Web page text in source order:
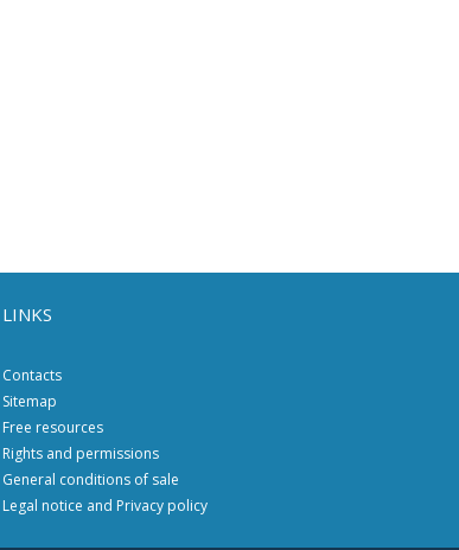
LINKS
Contacts
Sitemap
Free resources
Rights and permissions
General conditions of sale
Legal notice and Privacy policy